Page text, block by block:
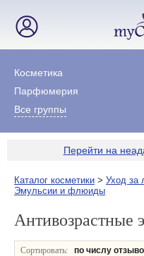
Косметика
Парфюмерия
Все группы
Перейти на
Каталог косметики > Уход за
Эмульсии и флюиды
Сортировать: по числу